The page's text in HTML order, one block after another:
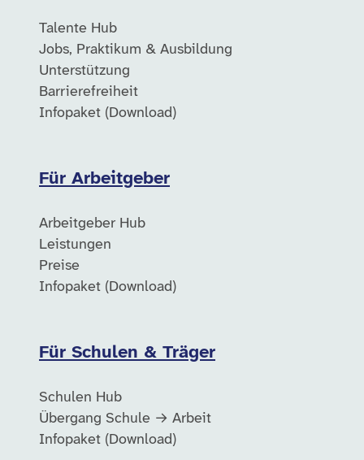
Talente Hub
Jobs, Praktikum & Ausbildung
Unterstützung
Barrierefreiheit
Infopaket (Download)
Für Arbeitgeber
Arbeitgeber Hub
Leistungen
Preise
Infopaket (Download)
Für Schulen & Träger
Schulen Hub
Übergang Schule → Arbeit
Infopaket (Download)